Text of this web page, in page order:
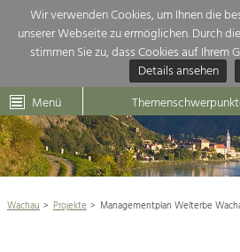
Wir verwenden Cookies, um Ihnen die
unserer Webseite zu ermöglichen. Durch
stimmen Sie zu, dass Cookies auf Ihrem
Details ansehen
Dunkelsteinerwald Klima
Menü
Aktuelles
Weltkulturerbe Wachau
Rückblick 25 Jahre Jubiläum
Themenübersicht
Die Regionalentwicklung in unserer
hier eine Übersicht über unsere
einfach das Thema anklicken und schon
angezeigt.
Natur- &
Wachau Projekte Managementplan Welterbe